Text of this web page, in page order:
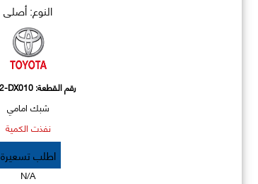
النوع: أصلي
رقم القطعة:DX010
شبك امامي
نفذت الكمية
اطلب تسعيرة
N/A